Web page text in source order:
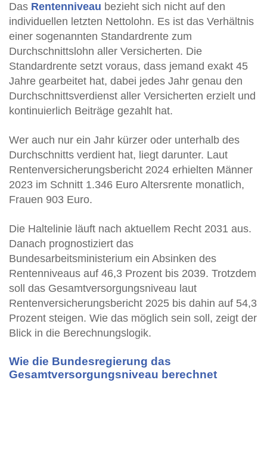
Das Rentenniveau bezieht sich nicht auf den
individuellen letzten Nettolohn. Es ist das Verhältnis
einer sogenannten Standardrente zum
Durchschnittslohn aller Versicherten. Die
Standardrente setzt voraus, dass jemand exakt 45
Jahre gearbeitet hat, dabei jedes Jahr genau den
Durchschnittsverdienst aller Versicherten erzielt und
kontinuierlich Beiträge gezahlt hat.
Wer auch nur ein Jahr kürzer oder unterhalb des
Durchschnitts verdient hat, liegt darunter. Laut
Rentenversicherungsbericht 2024 erhielten Männer
2023 im Schnitt 1.346 Euro Altersrente monatlich,
Frauen 903 Euro.
Die Haltelinie läuft nach aktuellem Recht 2031 aus.
Danach prognostiziert das
Bundesarbeitsministerium ein Absinken des
Rentenniveaus auf 46,3 Prozent bis 2039. Trotzdem
soll das Gesamtversorgungsniveau laut
Rentenversicherungsbericht 2025 bis dahin auf 54,3
Prozent steigen. Wie das möglich sein soll, zeigt der
Blick in die Berechnungslogik.
Wie die Bundesregierung das
Gesamtversorgungsniveau berechnet